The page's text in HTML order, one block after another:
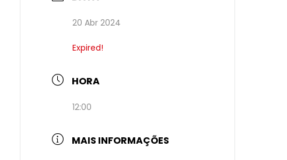
20 Abr 2024
Expired!
HORA
12:00
MAIS INFORMAÇÕES